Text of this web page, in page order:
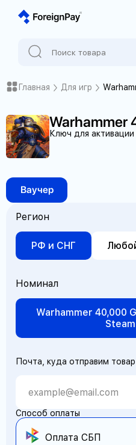
Главная Для игр
Warhammer
Ключ для активации
Ваучер
Регион
РФ и СНГ
Почта, куда отправим товар
Номинал
Warhammer 40,000
Способ оплаты
Оплата СБП